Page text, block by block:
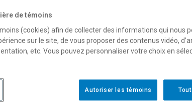
// ASS6826
Dépistage
en écriture et
ordinaire
Horaire - Été 2026
de témoins
(cookies) afin de collecter des informations qui nous
sur le site, de vous proposer des contenus vidéo,
etc. Vous pouvez personnaliser votre choix en
Autoriser les témoins